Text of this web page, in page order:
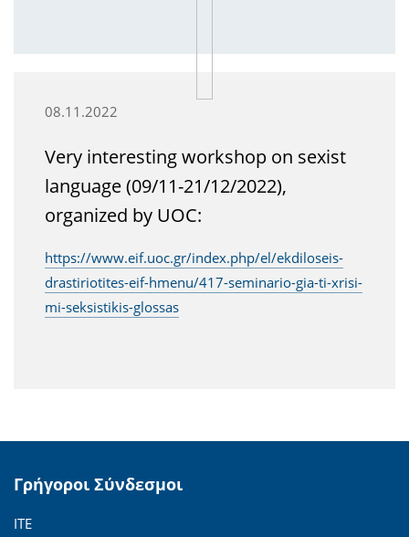
08.11.2022
Very interesting workshop on sexist
language (09/11-21/12/2022),
organized by UOC:
https://www.eif.uoc.gr/index.php/el/ekdiloseis-
drastiriotites-eif-hmenu/417-seminario-gia-ti-xrisi-
mi-seksistikis-glossas
Γρήγοροι Σύνδεσμοι
ΙΤΕ